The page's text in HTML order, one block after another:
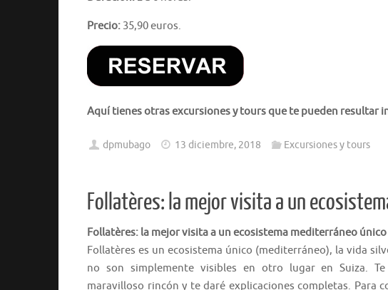
Precio: 35,90 euros.
Aquí tienes otras excursiones y tours que te pueden resultar
dpmubago 13 diciembre, 2018 Excursiones y tours
Follatères: la mejor visita a un
Follatères: la mejor visita a un ecosistema mediterráneo único
Follatères es un ecosistema único (mediterráneo), la vida
no son simplemente visibles en otro lugar en Suiza.
maravilloso rincón y te daré explicaciones completas. Para